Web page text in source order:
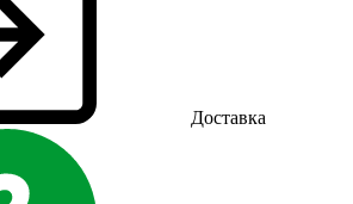
Доставка